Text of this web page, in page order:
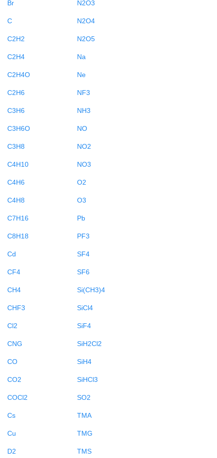
Br
C
C2H2
C2H4
C2H4O
C2H6
C3H6
C3H6O
C3H8
C4H10
C4H6
C4H8
C7H16
C8H18
Cd
CF4
CH4
CHF3
Cl2
CNG
CO
CO2
COCl2
Cs
Cu
D2
N2O3
N2O4
N2O5
Na
Ne
NF3
NH3
NO
NO2
NO3
O2
O3
Pb
PF3
SF4
SF6
Si(CH3)4
SiCl4
SiF4
SiH2Cl2
SiH4
SiHCl3
SO2
TMA
TMG
TMS